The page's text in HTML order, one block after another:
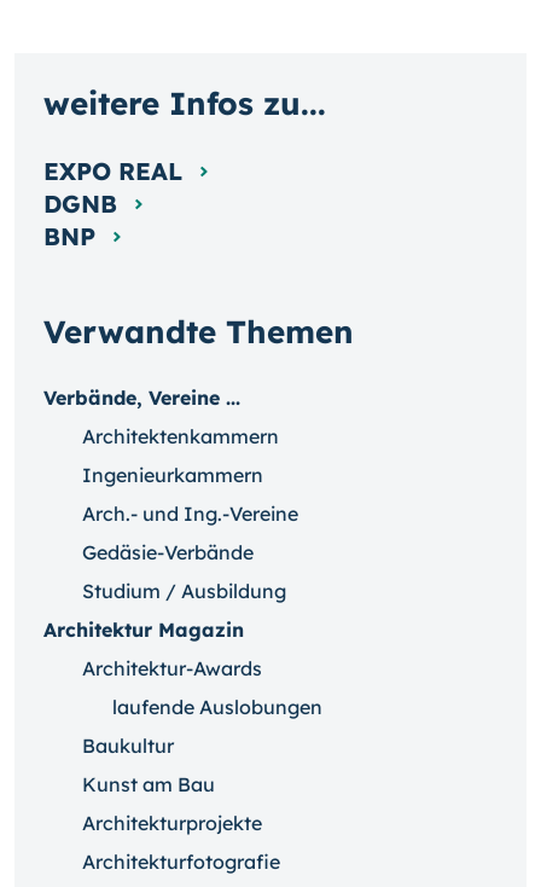
Verwandte Themen
Verbände, Vereine ...
Architektenkammern
Ingenieurkammern
Arch.- und Ing.-Vereine
Gedäsie-Verbände
Studium / Ausbildung
Architektur Magazin
Architektur-Awards
laufende Auslobungen
Baukultur
Kunst am Bau
Architekturprojekte
Architekturfotografie
weitere Infos zu...
EXPO REAL
DGNB
BNP